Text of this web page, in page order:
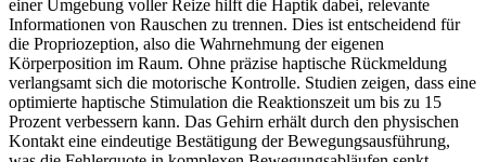
einer Umgebung voller Reize hilft die Haptik dabei, relevante
Informationen von Rauschen zu trennen. Dies ist entscheidend für
die Propriozeption, also die Wahrnehmung der eigenen
Körperposition im Raum. Ohne präzise haptische Rückmeldung
verlangsamt sich die motorische Kontrolle. Studien zeigen, dass eine
optimierte haptische Stimulation die Reaktionszeit um bis zu 15
Prozent verbessern kann. Das Gehirn erhält durch den physischen
Kontakt eine eindeutige Bestätigung der Bewegungsausführung,